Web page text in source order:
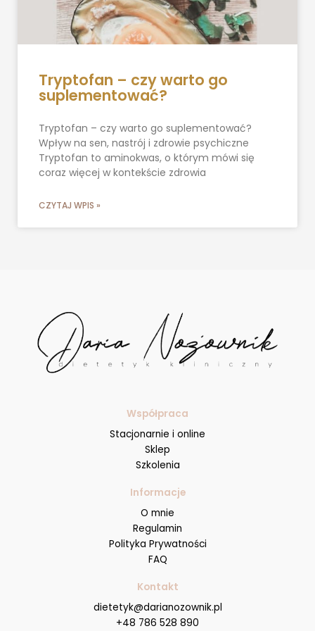
Tryptofan – czy warto go
suplementować?
Tryptofan – czy warto go suplementować?
Wpływ na sen, nastrój i zdrowie psychiczne
Tryptofan to aminokwas, o którym mówi się
coraz więcej w kontekście zdrowia
CZYTAJ WPIS »
Współpraca
Stacjonarnie i online
Sklep
Szkolenia
Informacje
O mnie
Regulamin
Polityka Prywatności
FAQ
Kontakt
dietetyk@darianozownik.pl
+48 786 528 890